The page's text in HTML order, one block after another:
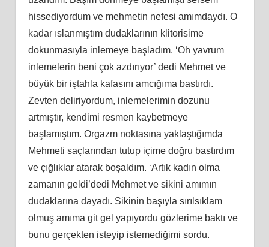
hissediyordum ve mehmetin nefesi amımdaydı. O
kadar ıslanmıştım dudaklarının klitorisime
dokunmasıyla inlemeye başladım. ‘Oh yavrum
inlemelerin beni çok azdırıyor’ dedi Mehmet ve
büyük bir iştahla kafasını amcığıma bastırdı.
Zevten deliriyordum, inlemelerimin dozunu
artmıştır, kendimi resmen kaybetmeye
başlamıştım. Orgazm noktasına yaklaştığımda
Mehmeti saçlarından tutup içime doğru bastırdım
ve çığlıklar atarak boşaldım. ‘Artık kadın olma
zamanın geldi’dedi Mehmet ve sikini amımın
dudaklarına dayadı. Sikinin başıyla sırılsıklam
olmuş amıma git gel yapıyordu gözlerime baktı ve
bunu gerçekten isteyip istemediğimi sordu.